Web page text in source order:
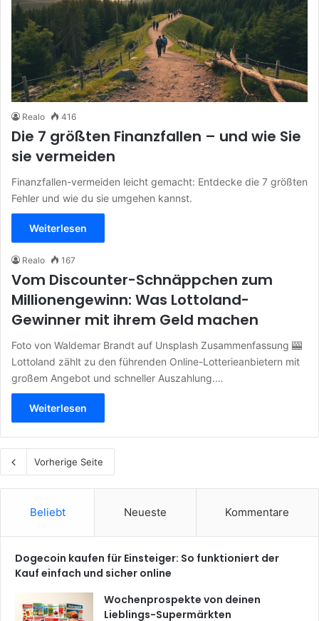
Realo 416
Die 7 größten Finanzfallen – und wie Sie
sie vermeiden
Finanzfallen-vermeiden leicht gemacht: Entdecke die 7 größten
Fehler und wie du sie umgehen kannst.
Weiterlesen
Realo 167
Vom Discounter-Schnäppchen zum
Millionengewinn: Was Lottoland-
Gewinner mit ihrem Geld machen
Foto von Waldemar Brandt auf Unsplash Zusammenfassung 🎰
Lottoland zählt zu den führenden Online-Lotterieanbietern mit
großem Angebot und schneller Auszahlung.…
Weiterlesen
Vorherige Seite
Beliebt Neueste Kommentare
Dogecoin kaufen für Einsteiger: So funktioniert der
Kauf einfach und sicher online
Wochenprospekte von deinen
Lieblings-Supermärkten